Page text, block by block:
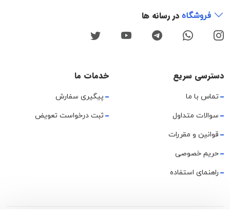
فروشگاه در رسانه ها
دسترسی سریع
تماس با ما
سوالات متداول
قوانین و مقررات
حریم خصوصی
راهنمای استفاده
خدمات ما
پیگیری سفارش
ثبت درخواست تعویض